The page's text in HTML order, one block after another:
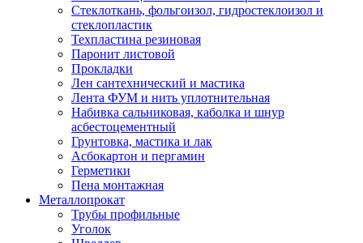
Стеклоткань, фольгоизол, гидростеклоизол и
стеклопластик
Техпластина резиновая
Паронит листовой
Прокладки
Лен сантехнический и мастика
Лента ФУМ и нить уплотнительная
Набивка сальниковая, каболка и шнур
асбестоцементный
Грунтовка, мастика и лак
Асбокартон и пергамин
Герметики
Пена монтажная
Металлопрокат
Трубы профильные
Уголок